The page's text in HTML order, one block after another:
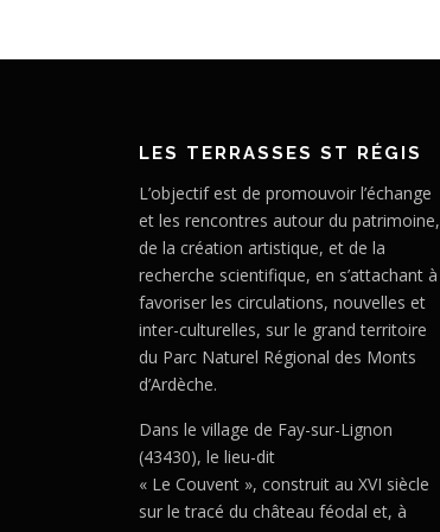
LES TERRASSES ST RÉGIS
L’objectif est de promouvoir l’échange
et les rencontres autour du patrimoine,
de la création artistique, et de la
recherche scientifique, en s’attachant à
favoriser les circulations, nouvelles et
inter-culturelles, sur le grand territoire
du Parc Naturel Régional des Monts
d’Ardèche.
Dans le village de Fay-sur-Lignon
(43430), le lieu-dit
« Le Couvent », construit au XVI siècle
sur le tracé du château féodal et, à